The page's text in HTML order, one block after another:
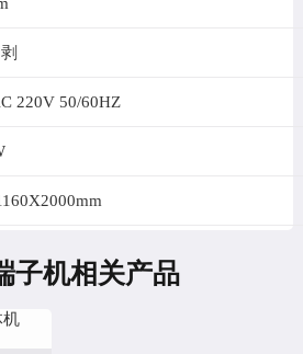
220V 50/60HZ
子机相关产品